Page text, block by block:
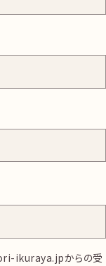
ikuraya.jpからの受